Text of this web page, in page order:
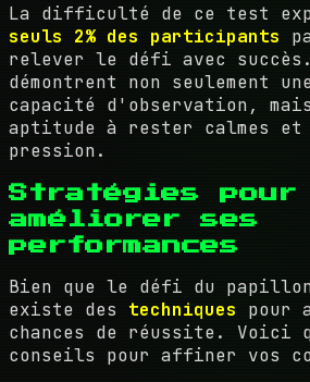
La difficulté de ce test
seuls 2% des participants
relever le défi avec
démontrent non seulement
capacité d'observation,
aptitude à rester calmes et
pression.
Stratégies pour
améliorer ses
performances
Bien que le défi du
existe des techniques pour
chances de réussite. Voici
conseils pour affiner vos